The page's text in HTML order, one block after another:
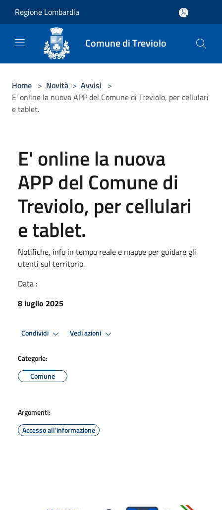
Regione Lombardia
Comune di Treviolo
Home > Novità > Avvisi >
E' online la nuova APP del Comune di Treviolo, per cellulari
e tablet.
E' online la nuova
APP del Comune di
Treviolo, per cellulari
e tablet.
Notifiche, info in tempo reale e mappe per guidare gli
utenti sul territorio.
Data :
8 luglio 2025
Condividi Vedi azioni
Categorie:
Comune
Argomenti:
Accesso all'informazione